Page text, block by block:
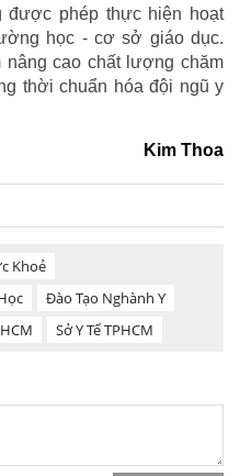
được phép thực hiện hoạt
học - cơ sở giáo dục.
cao chất lượng chăm
thời chuẩn hóa đội ngũ y
Kim Thoa
Khoẻ
Đào Tạo Nghành Y
Sở Y Tế TPHCM